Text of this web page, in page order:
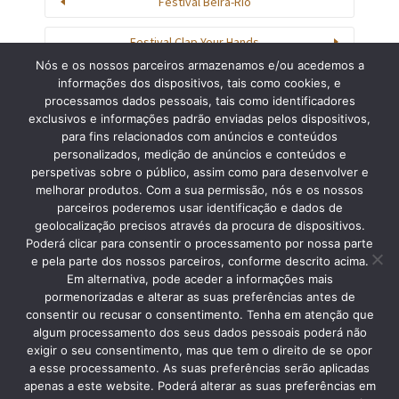
Festival Clap Your Hands
Procurar
Copyright © 2013 Silver Coast Travelling Tours. • Caldas da Rainha •
Tlmv: +351 96 148 1448 • RNAAT 06/2015
Nós e os nossos parceiros armazenamos e/ou acedemos a
informações dos dispositivos, tais como cookies, e
processamos dados pessoais, tais como identificadores
exclusivos e informações padrão enviadas pelos dispositivos,
para fins relacionados com anúncios e conteúdos
personalizados, medição de anúncios e conteúdos e
perspetivas sobre o público, assim como para desenvolver e
melhorar produtos. Com a sua permissão, nós e os nossos
parceiros poderemos usar identificação e dados de
geolocalização precisos através da procura de dispositivos.
Poderá clicar para consentir o processamento por nossa parte
e pela parte dos nossos parceiros, conforme descrito acima.
Em alternativa, pode aceder a informações mais
pormenorizadas e alterar as suas preferências antes de
consentir ou recusar o consentimento. Tenha em atenção que
algum processamento dos seus dados pessoais poderá não
exigir o seu consentimento, mas que tem o direito de se opor
a esse processamento. As suas preferências serão aplicadas
apenas a este website. Poderá alterar as suas preferências em